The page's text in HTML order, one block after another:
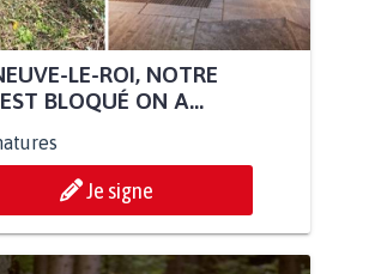
LE-ROI, NOTRE
BLOQUÉ ON A...
Je signe